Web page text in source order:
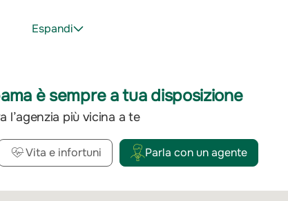
Espandi
è sempre a tua disposizione
l’agenzia più vicina a te
Vita e infortuni Parla con un agente